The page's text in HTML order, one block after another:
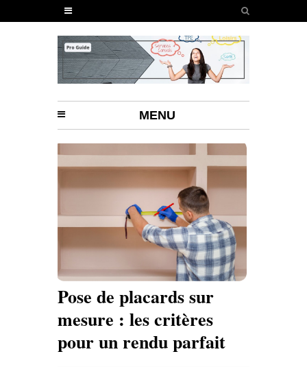
MENU
Pose de placards sur
mesure : les critères
pour un rendu parfait